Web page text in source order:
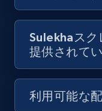
Video length,
8.1K+
Sulekhaスク
提供されて
利用可能な